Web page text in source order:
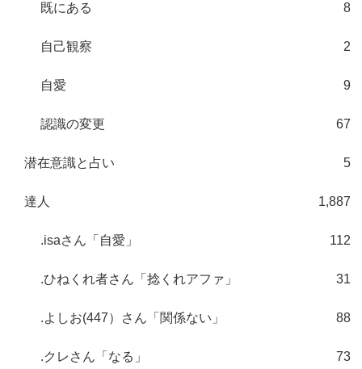
既にある 8
自己観察 2
自愛 9
認識の変更 67
潜在意識と占い 5
達人 1,887
.isaさん「自愛」 112
.ひねくれ者さん「捻くれアファ」 31
.よしお(447）さん「関係ない」 88
.クレさん「なる」 73